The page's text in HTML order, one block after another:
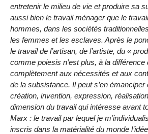
entretenir le milieu de vie et produire sa
aussi bien le travail ménager que le
hommes, dans les sociétés
les femmes et les esclaves. Après le
le travail de l’artisan, de l’artiste, du «
comme poiesis n’est plus, à la
complètement aux nécessités et aux
de la subsistance. Il peut s’en émanciper
création, invention, expression,
dimension du travail qui intéresse avant
Marx : le travail par lequel je
inscris dans la matérialité du monde